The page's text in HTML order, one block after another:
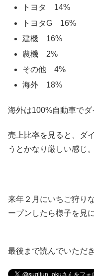
トヨタ 14%
トヨタG 16%
建機 16%
農機 2%
その他 4%
海外 18%
海外は100%自動車でダ
売上比率を見ると、ダ
うとかなり厳しい感じ。
来年２月にいちご狩り
ープンしたら様子を見
最後まで読んでいただ